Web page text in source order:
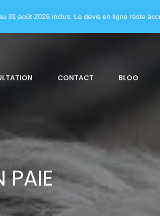
CONTACT BLOG
PAIE
31 août 2026 inclus. Le devis en ligne reste